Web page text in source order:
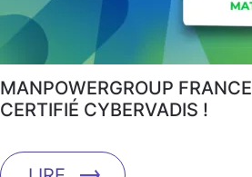
MANPOWERGROUP FRANCE
CERTIFIÉ CYBERVADIS !